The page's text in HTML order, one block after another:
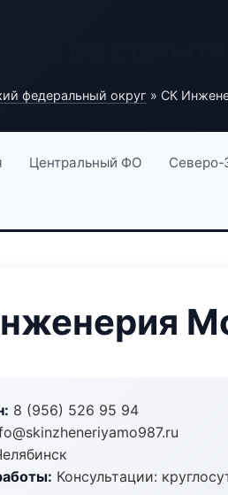
федеральный округ » СК
Центральный ФО
8 (956) 526 95 94
Консультации: